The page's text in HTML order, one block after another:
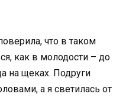
что в таком
как в молодости – до
на щеках. Подруги
а я светилась от